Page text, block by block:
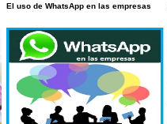
El uso de WhatsApp en las empresas